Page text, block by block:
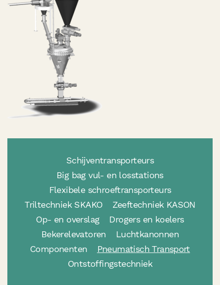
Schijventransporteurs
Big bag vul- en losstations
Flexibele schroeftransporteurs
Triltechniek SKAKO
Zeeftechniek KASON
Op- en overslag
Drogers en koelers
Bekerelevatoren
Luchtkanonnen
Componenten
Pneumatisch Transport
Ontstoffingstechniek